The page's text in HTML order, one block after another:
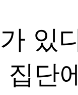
있
단